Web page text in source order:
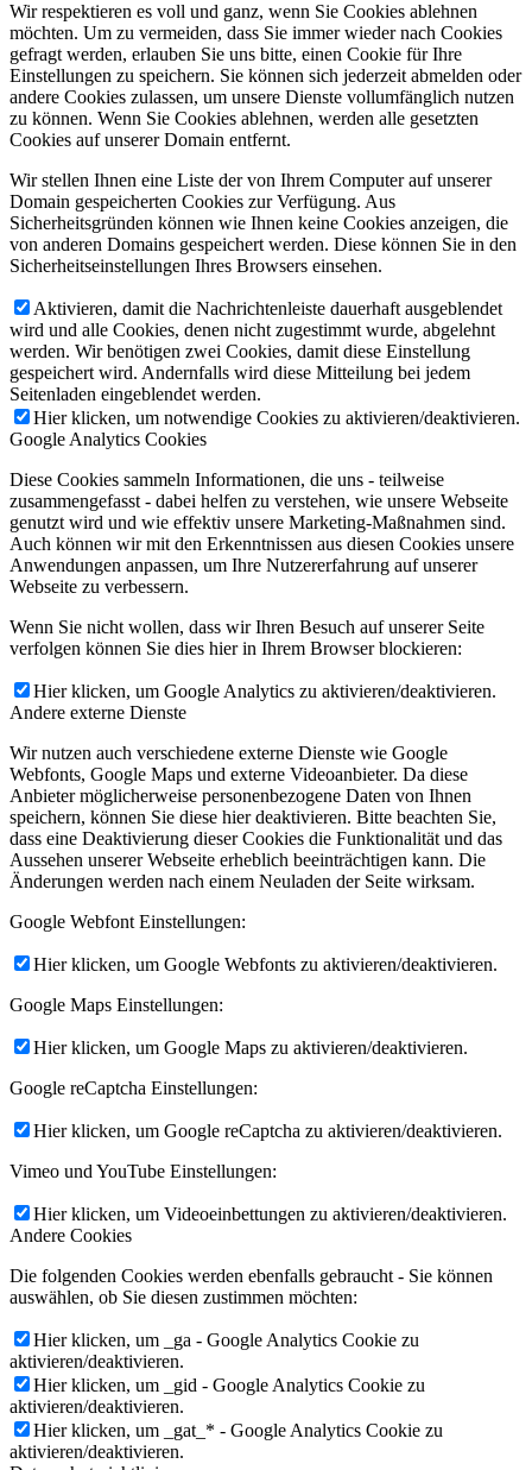
Wir respektieren es voll und ganz, wenn Sie Cookies ablehnen
möchten. Um zu vermeiden, dass Sie immer wieder nach Cookies
gefragt werden, erlauben Sie uns bitte, einen Cookie für Ihre
Einstellungen zu speichern. Sie können sich jederzeit abmelden oder
andere Cookies zulassen, um unsere Dienste vollumfänglich nutzen
zu können. Wenn Sie Cookies ablehnen, werden alle gesetzten
Cookies auf unserer Domain entfernt.
Wir stellen Ihnen eine Liste der von Ihrem Computer auf unserer
Domain gespeicherten Cookies zur Verfügung. Aus
Sicherheitsgründen können wie Ihnen keine Cookies anzeigen, die
von anderen Domains gespeichert werden. Diese können Sie in den
Sicherheitseinstellungen Ihres Browsers einsehen.
Aktivieren, damit die Nachrichtenleiste dauerhaft ausgeblendet
wird und alle Cookies, denen nicht zugestimmt wurde, abgelehnt
werden. Wir benötigen zwei Cookies, damit diese Einstellung
gespeichert wird. Andernfalls wird diese Mitteilung bei jedem
Seitenladen eingeblendet werden.
Hier klicken, um notwendige Cookies zu aktivieren/deaktivieren.
Google Analytics Cookies
Diese Cookies sammeln Informationen, die uns - teilweise
zusammengefasst - dabei helfen zu verstehen, wie unsere Webseite
genutzt wird und wie effektiv unsere Marketing-Maßnahmen sind.
Auch können wir mit den Erkenntnissen aus diesen Cookies unsere
Anwendungen anpassen, um Ihre Nutzererfahrung auf unserer
Webseite zu verbessern.
Wenn Sie nicht wollen, dass wir Ihren Besuch auf unserer Seite
verfolgen können Sie dies hier in Ihrem Browser blockieren:
Hier klicken, um Google Analytics zu aktivieren/deaktivieren.
Andere externe Dienste
Wir nutzen auch verschiedene externe Dienste wie Google
Webfonts, Google Maps und externe Videoanbieter. Da diese
Anbieter möglicherweise personenbezogene Daten von Ihnen
speichern, können Sie diese hier deaktivieren. Bitte beachten Sie,
dass eine Deaktivierung dieser Cookies die Funktionalität und das
Aussehen unserer Webseite erheblich beeinträchtigen kann. Die
Änderungen werden nach einem Neuladen der Seite wirksam.
Google Webfont Einstellungen:
Hier klicken, um Google Webfonts zu aktivieren/deaktivieren.
Google Maps Einstellungen:
Hier klicken, um Google Maps zu aktivieren/deaktivieren.
Google reCaptcha Einstellungen:
Hier klicken, um Google reCaptcha zu aktivieren/deaktivieren.
Vimeo und YouTube Einstellungen:
Hier klicken, um Videoeinbettungen zu aktivieren/deaktivieren.
Andere Cookies
Die folgenden Cookies werden ebenfalls gebraucht - Sie können
auswählen, ob Sie diesen zustimmen möchten:
Hier klicken, um _ga - Google Analytics Cookie zu
aktivieren/deaktivieren.
Hier klicken, um _gid - Google Analytics Cookie zu
aktivieren/deaktivieren.
Hier klicken, um _gat_* - Google Analytics Cookie zu
aktivieren/deaktivieren.